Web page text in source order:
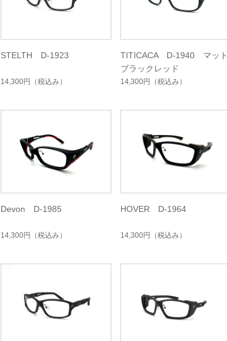
STELTH D-1923
14,300円 （税込み）
TITICACA D-1940 マット
ブラックレッド
14,300円 （税込み）
Devon D-1985
14,300円 （税込み）
HOVER D-1964
14,300円 （税込み）